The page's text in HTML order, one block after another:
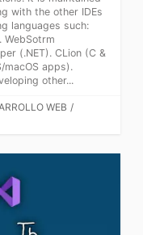
with the other IDEs
languages such:
WebSotrm
(.NET). CLion (C &
macOS apps).
other...
WEB /